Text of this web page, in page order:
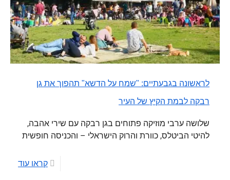
לראשונה בגבעתיים: "שמח על הדשא" תהפוך את גן
רבקה לבמת הקיץ של העיר
שלושה ערבי מוזיקה פתוחים בגן רבקה עם שירי אהבה,
להיטי הביטלס, כוורת והרוק הישראלי – והכניסה חופשית
קראו עוד